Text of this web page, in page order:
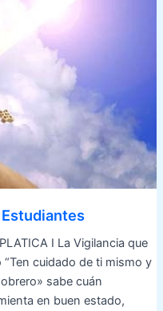
I La Vigilancia que
cuidado de ti mismo y
sabe cuán
en buen estado,